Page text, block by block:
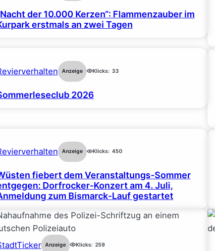
der 10.000 Kerzen“: Flammenzauber im
erstmals an zwei Tagen
Anzeige Klicks: 33
2026
Anzeige Klicks: 450
fiebert dem Veranstaltungs-Sommer
Dorfrocker-Konzert am 4. Juli,
zum Bismarck-Lauf gestartet
Anzeige Klicks: 259